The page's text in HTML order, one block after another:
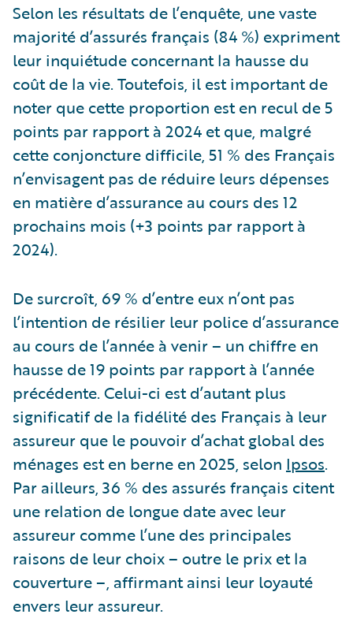
Selon les résultats de l’enquête, une vaste
majorité d’assurés français (84 %) expriment
leur inquiétude concernant la hausse du
coût de la vie. Toutefois, il est important de
noter que cette proportion est en recul de 5
points par rapport à 2024 et que, malgré
cette conjoncture difficile, 51 % des Français
n’envisagent pas de réduire leurs dépenses
en matière d’assurance au cours des 12
prochains mois (+3 points par rapport à
2024).
De surcroît, 69 % d’entre eux n’ont pas
l’intention de résilier leur police d’assurance
au cours de l’année à venir – un chiffre en
hausse de 19 points par rapport à l’année
précédente. Celui-ci est d’autant plus
significatif de la fidélité des Français à leur
assureur que le pouvoir d’achat global des
ménages est en berne en 2025, selon Ipsos.
Par ailleurs, 36 % des assurés français citent
une relation de longue date avec leur
assureur comme l’une des principales
raisons de leur choix – outre le prix et la
couverture –, affirmant ainsi leur loyauté
envers leur assureur.